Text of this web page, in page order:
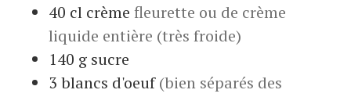
40 cl crème fleurette ou de crème
liquide entière (très froide)
140 g sucre
3 blancs d'oeuf (bien séparés des